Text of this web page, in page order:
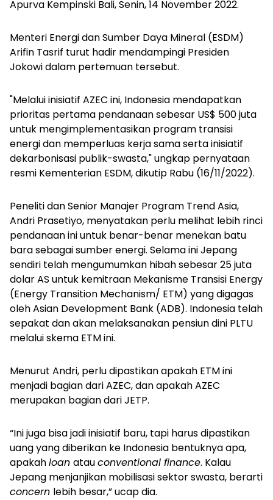
Apurva Kempinski Bali, Senin, 14 November 2022.
Menteri Energi dan Sumber Daya Mineral (ESDM)
Arifin Tasrif turut hadir mendampingi Presiden
Jokowi dalam pertemuan tersebut.
"Melalui inisiatif AZEC ini, Indonesia mendapatkan
prioritas pertama pendanaan sebesar US$ 500 juta
untuk mengimplementasikan program transisi
energi dan memperluas kerja sama serta inisiatif
dekarbonisasi publik-swasta," ungkap pernyataan
resmi Kementerian ESDM, dikutip Rabu (16/11/2022).
Peneliti dan Senior Manajer Program Trend Asia,
Andri Prasetiyo, menyatakan perlu melihat lebih rinci
pendanaan ini untuk benar-benar menekan batu
bara sebagai sumber energi. Selama ini Jepang
sendiri telah mengumumkan hibah sebesar 25 juta
dolar AS untuk kemitraan Mekanisme Transisi Energy
(Energy Transition Mechanism/ ETM) yang digagas
olehAsian Development Bank (ADB). Indonesia telah
sepakat dan akan melaksanakan pensiun dini PLTU
melalui skema ETM ini.
Menurut Andri, perlu dipastikan apakah ETM ini
menjadi bagian dari AZEC, dan apakah AZEC
merupakan bagian dari JETP.
“Ini juga bisa jadi inisiatif baru, tapi harus dipastikan
uang yang diberikan ke Indonesia bentuknya apa,
apakahloan atauconventional finance. Kalau
Jepang menjanjikan mobilisasi sektor swasta, berarti
concern lebih besar,” ucap dia.